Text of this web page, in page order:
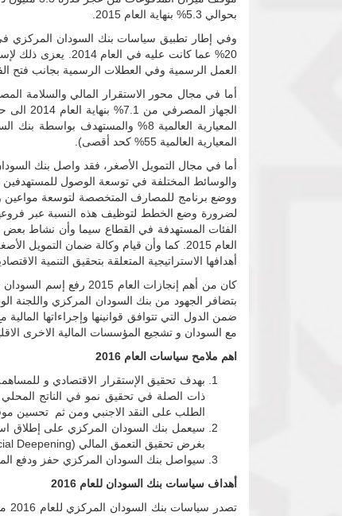
بحوالي 5.3% بنهاية العام 2015.
وفي إطار تطبيق سياسات بنك السودان المركزي في
20% عما كانت
العمل الرسمية وفي العطلات الرسمية بجانب فتح
أما في مجال محور الاستقرار المالي والسلامة
المعيارية العالمية 55% كحد أقصى).
أما في مجال التمويل الأصغر، فقد واصل بنك
ووضع برنامج للمصارف المتخصصة لتوسعة مواعين
لضرورة وضع الخطط لتوظيف هذه النسبة عبر
الفئات المستهدفة في القطاع سيما وأن نشاط
العام 2015. كما وأن قيام وكالة ضمان
أهدافها الاستراتيجية المتعلقة بتحقيق التنمية
بتضافر الجهود من بنك السودان المركزي واللجنة
ضمن الدول التي تتوافق قوانينها وإجراءاتها
مع السودان و تشجيع المؤسسات المالية الاخرى
اهم ملامح سياسات العام 2016
الطلب على النقد الاجنبي ومن ثم تحسين
بغرض تحقيق التعمق المالي (Financial Deepening) في أنحاء السودان مما يساعد في استقطاب الودائع والمدخرات بأنواعها لتوظيفها في تمويل القطاعات المنتجة.
سيواصل بنك السودان المركزي حفز ودفع المصارف لتوظيف نسبة ال 12% من محفظة
أهداف سياسات بنك السودان للعام 2016